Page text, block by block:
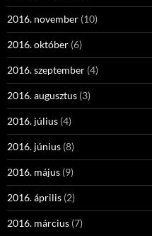
2016. november (10)
2016. október (6)
2016. szeptember (4)
2016. augusztus (3)
2016. július (4)
2016. június (8)
2016. május (9)
2016. április (2)
2016. március (7)